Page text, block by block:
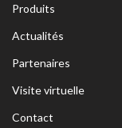
Produits
Actualités
Partenaires
Visite virtuelle
Contact